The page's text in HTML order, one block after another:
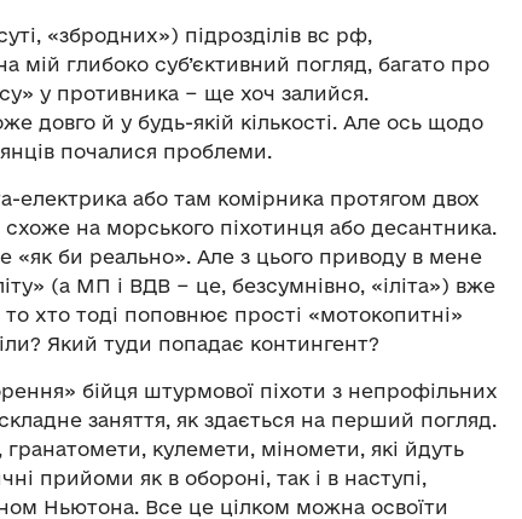
«збродних») підрозділів вс рф,
мій глибоко суб’єктивний погляд, багато про
у противника − ще хоч залийся.
довго й у будь-якій кількості. Але ось щодо
почалися проблеми.
або там комірника протягом двох
на морського піхотинця або десантника.
«як би реально». Але з цього приводу в мене
(а МП і ВДВ − це, безсумнівно, «іліта») вже
хто тоді поповнює прості «мотокопитні»
Який туди попадає контингент?
бійця штурмової піхоти з непрофільних
заняття, як здається на перший погляд.
кулемети, міномети, які йдуть
прийоми як в обороні, так і в наступі,
Ньютона. Все це цілком можна освоїти